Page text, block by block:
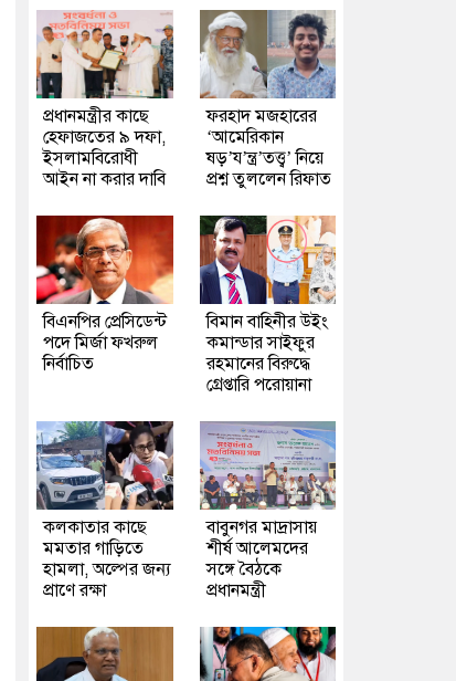
প্রধানমন্ত্রীর কাছে
হেফাজতের ৯ দফা,
ইসলামবিরোধী
আইন না করার দাবি
ফরহাদ মজহারের
‘আমেরিকান
ষড়’য’ন্ত্র’তত্ত্ব’ নিয়ে
প্রশ্ন তুললেন রিফাত
বিএনপির প্রেসিডেন্ট
পদে মির্জা ফখরুল
নির্বাচিত
বিমান বাহিনীর উইং
কমান্ডার সাইফুর
রহমানের বিরুদ্ধে
গ্রেপ্তারি পরোয়ানা
কলকাতার কাছে
মমতার গাড়িতে
হামলা, অল্পের জন্য
প্রাণে রক্ষা
বাবুনগর মাদ্রাসায়
শীর্ষ আলেমদের
সঙ্গে বৈঠকে
প্রধানমন্ত্রী